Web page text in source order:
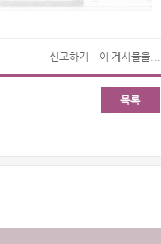
신고하기 이 게시물을...
목록